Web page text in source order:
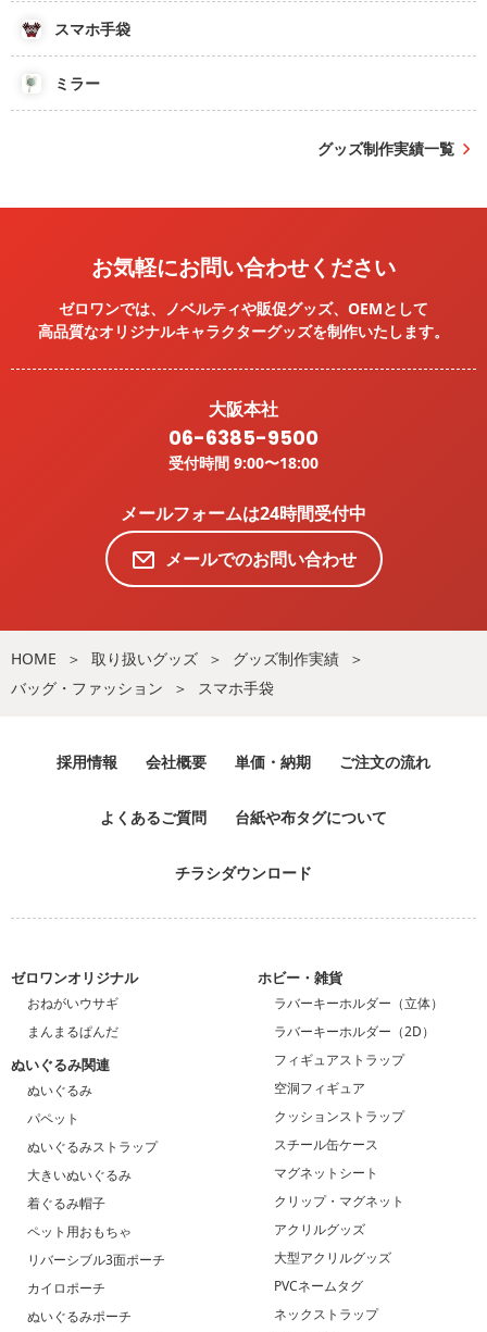
スマホ手袋
ミラー
グッズ制作実績一覧
お気軽にお問い合わせください
ゼロワンでは、ノベルティや販促グッズ、OEMとして
高品質なオリジナルキャラクターグッズを制作いたします。
大阪本社
06-6385-9500
受付時間 9:00〜18:00
メールフォームは24時間受付中
メールでのお問い合わせ
HOME 取り扱いグッズ
グッズ制作実績
バッグ・ファッション
スマホ手袋
採用情報 会社概要 単価・納期 ご注文の流れ
よくあるご質問 台紙や布タグについて
チラシダウンロード
ゼロワンオリジナル
おねがいウサギ
まんまるぱんだ
ぬいぐるみ関連
ぬいぐるみ
パペット
ぬいぐるみストラップ
大きいぬいぐるみ
着ぐるみ帽子
ペット用おもちゃ
リバーシブル3面ポーチ
カイロポーチ
ぬいぐるみポーチ
ホビー・雑貨
ラバーキーホルダー（立体）
ラバーキーホルダー（2D）
フィギュアストラップ
空洞フィギュア
クッションストラップ
スチール缶ケース
マグネットシート
クリップ・マグネット
アクリルグッズ
大型アクリルグッズ
PVCネームタグ
ネックストラップ